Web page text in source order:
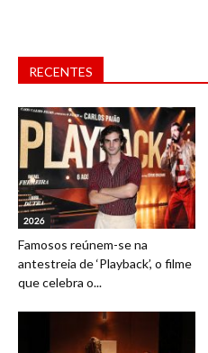
RECENTES
2026
Famosos reúnem-se na
antestreia de ‘Playback’, o filme
que celebra o...